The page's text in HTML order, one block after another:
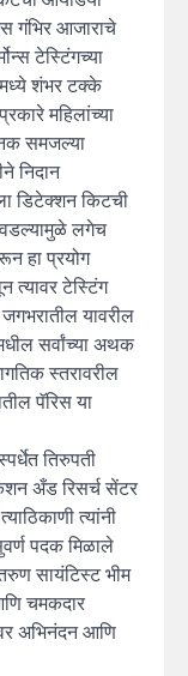
गंभिर आजाराचे
टेस्टिंगच्या
शंभर टक्के
महिलांच्या
समजल्या
निदान
डिटेक्शन किटची
लगेच
हा प्रयोग
त्यावर टेस्टिंग
यावरील
सर्वांच्या अथक
स्तरावरील
पॅरिस या
तिरुपती
अँड रिसर्च सेंटर
त्यांनी
पदक मिळाले
सायंटिस्ट भीम
चमकदार
अभिनंदन आणि